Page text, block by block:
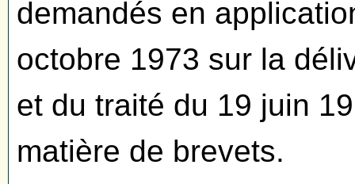
demandés en
octobre 1973 sur la
et du traité du 19 juin
matière de brevets.